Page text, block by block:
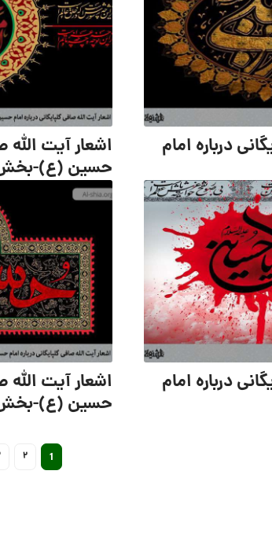
درباره امام
اشعار آیت الله
حسین (ع)-
درباره امام
اشعار آیت الله
حسین (ع)-
1
2